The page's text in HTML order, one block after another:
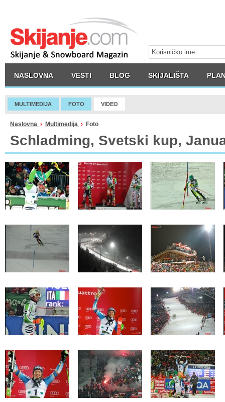
NASLOVNA VESTI BLOG SKIJALIŠTA
MULTIMEDIJA FOTO VIDEO
Naslovna › Multimedija › Foto
Schladming, Svetski kup,